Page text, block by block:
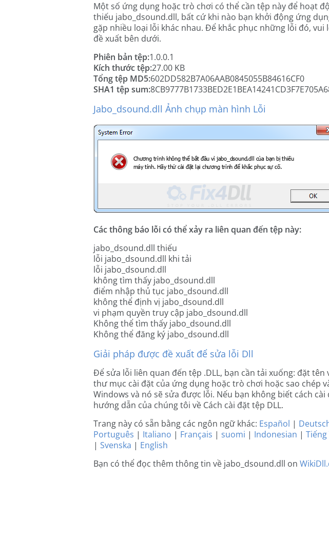
Một số ứng dụng hoặc trò chơi có thể cần tệp này để hoạt
thiếu jabo_dsound.dll, bất cứ khi nào bạn khởi động ứng
gặp nhiều loại lỗi khác nhau. Để khắc phục những lỗi đó, vui
đề xuất bên dưới.
Phiên bản tệp:1.0.0.1
Kích thước tệp:27.00 KB
Tổng tệp MD5:602DD582B7A06AAB0845055B84616CF0
SHA1 tệp sum:
Jabo_dsound.dll Ảnh chụp màn hình Lỗi
Các thông báo lỗi có thể xảy ra liên quan đến tệp này:
jabo_dsound.dll thiếu
lỗi jabo_dsound.dll khi tải
lỗi jabo_dsound.dll
không tìm thấy jabo_dsound.dll
điểm nhập thủ tục jabo_dsound.dll
không thể định vị jabo_dsound.dll
vi phạm quyền truy cập jabo_dsound.dll
Không thể tìm thấy jabo_dsound.dll
Không thể đăng ký jabo_dsound.dll
Giải pháp được đề xuất để sửa lỗi Dll
Để sửa lỗi liên quan đến tệp .DLL, bạn cần tải xuống: đặt tên
thư mục cài đặt của ứng dụng hoặc trò chơi hoặc sao chép
Windows và nó sẽ sửa được lỗi. Nếu bạn không biết cách
hướng dẫn của chúng tôi về Cách cài đặt tệp DLL.
Trang này có sẵn bằng các ngôn ngữ khác: Español |
Português | Italiano | Français | suomi | Indonesian |
| Svenska | English
Bạn có thể đọc thêm thông tin về jabo_dsound.dll on